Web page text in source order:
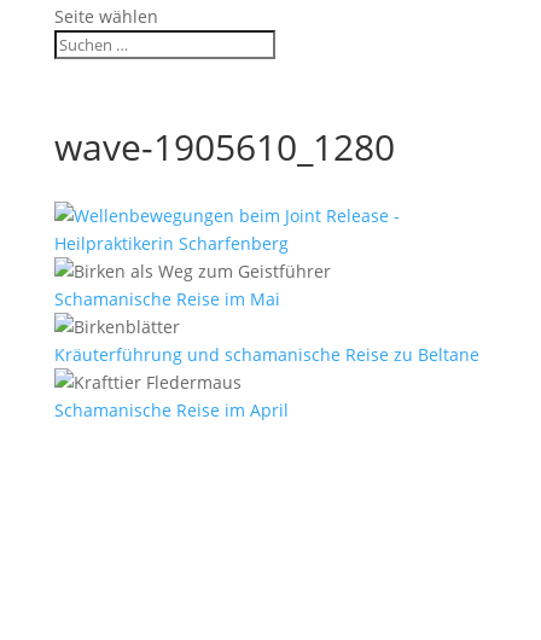
Seite wählen
wave-1905610_1280
Schamanische Reise im Mai
Kräuterführung und schamanische Reise zu Beltane
Schamanische Reise im April